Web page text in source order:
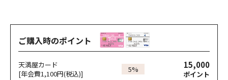
ご購入時のポイント
天満屋カード
[年会費1,100円(税込)]
5% 15,000
ポイント